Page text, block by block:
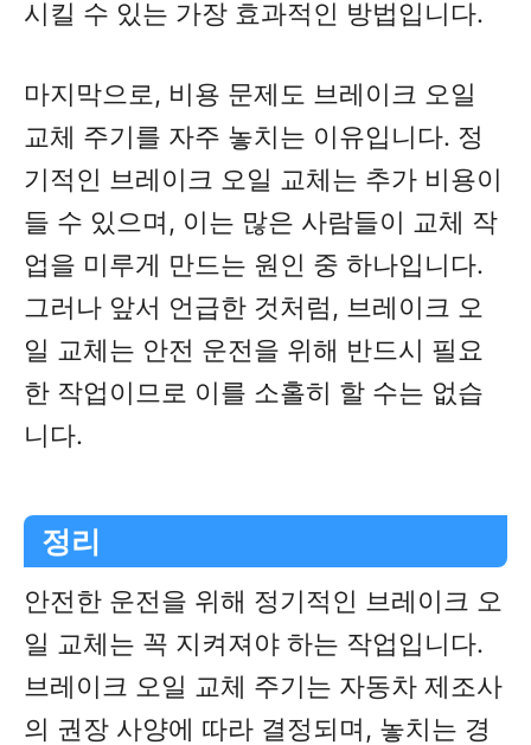
시킬 수 있는 가장 효과적인 방법입니다.
마지막으로, 비용 문제도 브레이크 오일
교체 주기를 자주 놓치는 이유입니다. 정
기적인 브레이크 오일 교체는 추가 비용이
들 수 있으며, 이는 많은 사람들이 교체 작
업을 미루게 만드는 원인 중 하나입니다.
그러나 앞서 언급한 것처럼, 브레이크 오
일 교체는 안전 운전을 위해 반드시 필요
한 작업이므로 이를 소홀히 할 수는 없습
니다.
정리
안전한 운전을 위해 정기적인 브레이크 오
일 교체는 꼭 지켜져야 하는 작업입니다.
브레이크 오일 교체 주기는 자동차 제조사
의 권장 사양에 따라 결정되며, 놓치는 경